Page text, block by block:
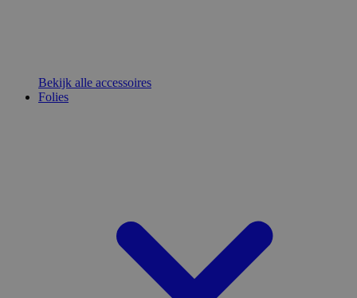
Bekijk alle accessoires
Folies